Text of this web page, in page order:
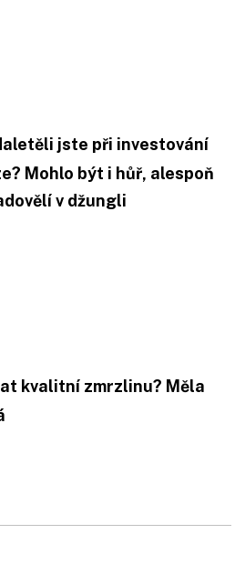
jste při investování
Mohlo být i hůř, alespoň
v džungli
kvalitní zmrzlinu? Měla